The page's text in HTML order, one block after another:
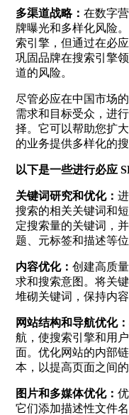
多渠道战略： 在数字
牌曝光和多样化风险
索引擎，但通过在必
巩固品牌在搜索引擎
道的风险。
尽管必应在中国市场
需求和目标受众，进
择。它可以帮助您扩
的业务提供多样化的搜
以下是一些进行必应
关键词研究和优化：
搜索的相关关键词和
定搜索量的关键词，
题、元标签和描述等位
内容优化： 创建高质
求和搜索意图。将关
堆砌关键词，保持内
网站结构和导航优化：
航，使搜索引擎和用
面。优化网站的内部
本，以提高页面之间的
图片和多媒体优化：
它们添加描述性文件